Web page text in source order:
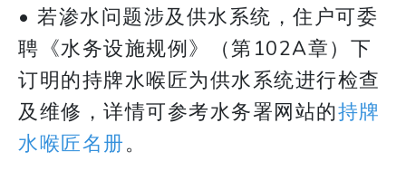
• 若渗水问题涉及供水系统，住户可委
聘《水务设施规例》（第102A章）下
订明的持牌水喉匠为供水系统进行检查
及维修，详情可参考水务署网站的持牌
水喉匠名册。